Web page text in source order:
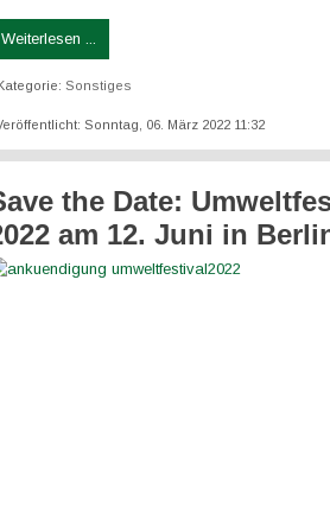
Weiterlesen ...
Sonstiges
Sonntag, 06. März 2022 11:32
the Date:
am 12. Juni in